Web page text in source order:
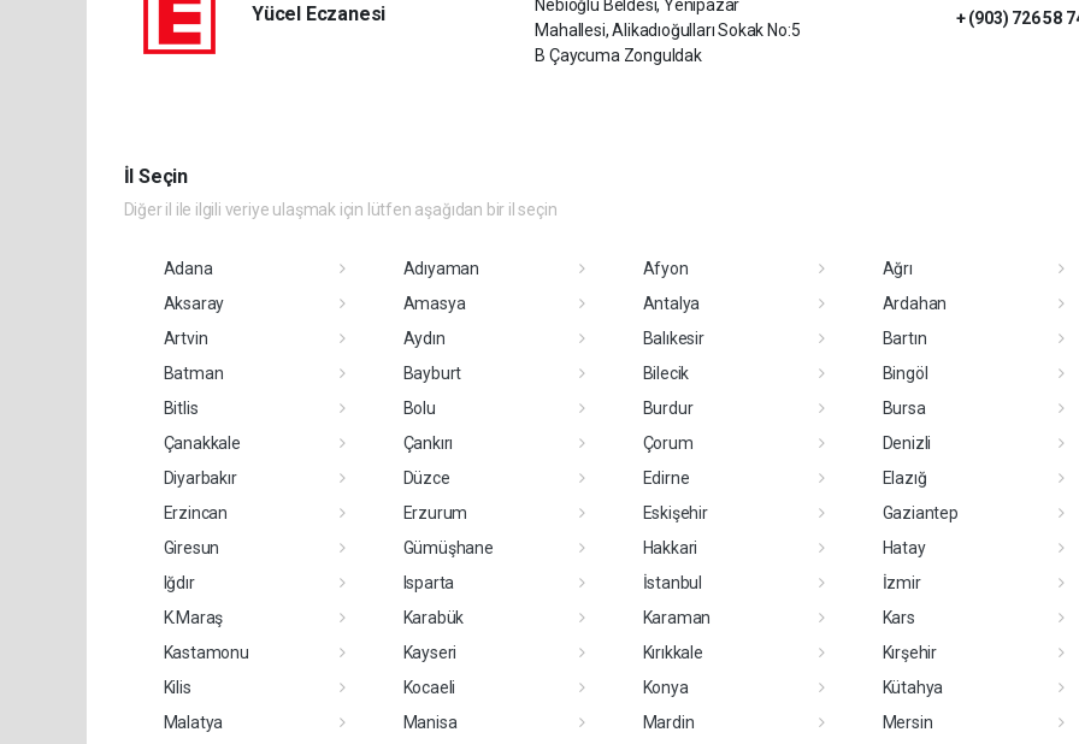
Yücel Eczanesi
Nebioğlu Beldesi, Yenipazar
Mahallesi, Alikadıoğulları Sokak No:5
B Çaycuma Zonguldak
+ (903) 726 58
İl Seçin
Diğer il ile ilgili veriye ulaşmak için lütfen aşağıdan bir il seçin
Adana Adıyaman Afyon
Ağrı
Aksaray
Amasya Antalya
Ardahan
Artvin
Aydın Balıkesir
Bartın
Batman
Bayburt Bilecik
Bingöl
Bitlis
Bolu Burdur
Bursa
Çanakkale
Çankırı Çorum
Denizli
Diyarbakır
Düzce Edirne
Elazığ
Erzincan
Erzurum Eskişehir
Gaziantep
Giresun
Gümüşhane Hakkari
Hatay
Iğdır
Isparta İstanbul
İzmir
K.Maraş
Karabük Karaman
Kars
Kastamonu
Kayseri Kırıkkale
Kırşehir
Kilis
Kocaeli Konya
Kütahya
Malatya
Manisa Mardin Mersin